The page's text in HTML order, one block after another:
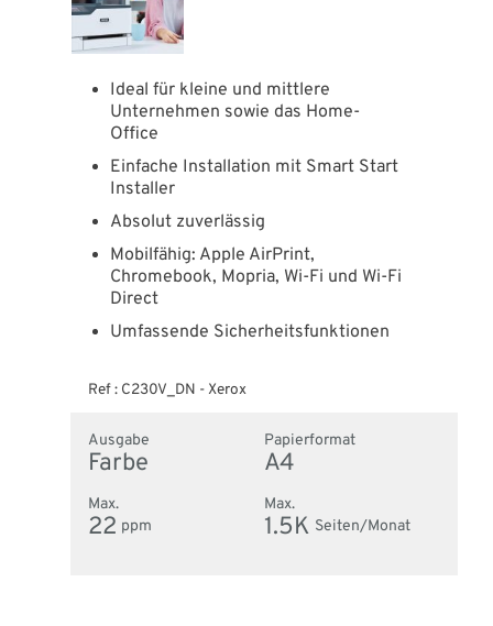
Ideal für kleine und mittlere
Unternehmen sowie das Home-
Office
Einfache Installation mit Smart Start
Installer
Absolut zuverlässig
Mobilfähig: Apple AirPrint,
Chromebook, Mopria, Wi-Fi und Wi-Fi
Direct
Umfassende Sicherheitsfunktionen
Ref : C230V_DN -Xerox
Ausgabe
Farbe
Papierformat
A4
Max.
22 ppm
Max.
1.5K Seiten/Monat